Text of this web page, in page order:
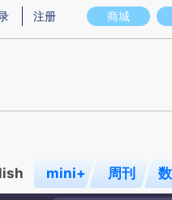
图存在偏差。不代表财新观点和立
商城
注册
mini+ 周刊